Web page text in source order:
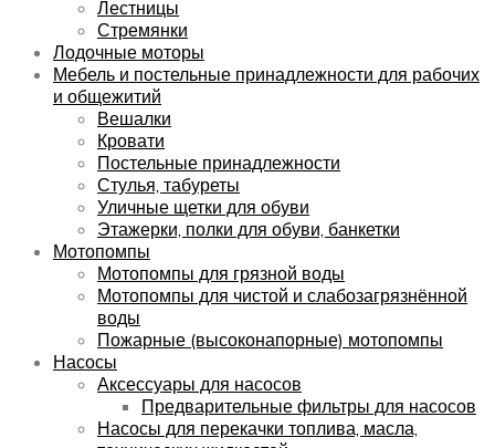
Лестницы
Стремянки
Лодочные моторы
Мебель и постельные принадлежности для рабочих
и общежитий
Вешалки
Кровати
Постельные принадлежности
Стулья, табуреты
Уличные щетки для обуви
Этажерки, полки для обуви, банкетки
Мотопомпы
Мотопомпы для грязной воды
Мотопомпы для чистой и слабозагрязнённой
воды
Пожарные (высоконапорные) мотопомпы
Насосы
Аксессуары для насосов
Предварительные фильтры для насосов
Насосы для перекачки топлива, масла,